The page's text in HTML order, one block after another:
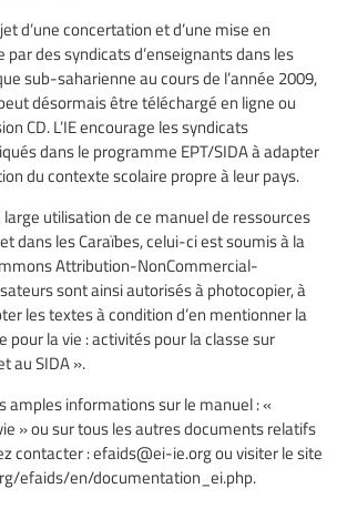
d’une concertation et d’une mise en
des syndicats d’enseignants dans les
sub-saharienne au cours de l’année 2009,
désormais être téléchargé en ligne ou
CD. L’IE encourage les syndicats
dans le programme EPT/SIDA à adapter
du contexte scolaire propre à leur pays.
utilisation de ce manuel de ressources
dans les Caraïbes, celui-ci est soumis à la
Attribution-NonCommercial-
sont ainsi autorisés à photocopier, à
les textes à condition d’en mentionner la
pour la vie : activités pour la classe sur
au SIDA ».
amples informations sur le manuel : «
» ou sur tous les autres documents relatifs
contacter :efaids@ei-ie.orgou visiter le site
efaids/en/documentation_ei.php.